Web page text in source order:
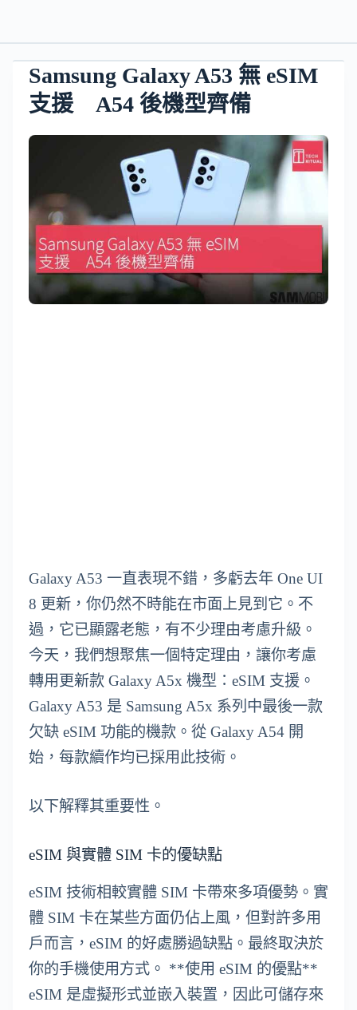
Samsung Galaxy A53 無 eSIM
支援 A54 後機型齊備
Galaxy A53 一直表現不錯，多虧去年 One UI
8 更新，你仍然不時能在市面上見到它。不
過，它已顯露老態，有不少理由考慮升級。
今天，我們想聚焦一個特定理由，讓你考慮
轉用更新款 Galaxy A5x 機型：eSIM 支援。
Galaxy A53 是 Samsung A5x 系列中最後一款
欠缺 eSIM 功能的機款。從 Galaxy A54 開
始，每款續作均已採用此技術。
以下解釋其重要性。
eSIM 與實體 SIM 卡的優缺點
eSIM 技術相較實體 SIM 卡帶來多項優勢。實
體 SIM 卡在某些方面仍佔上風，但對許多用
戶而言，eSIM 的好處勝過缺點。最終取決於
你的手機使用方式。 **使用 eSIM 的優點**
eSIM 是虛擬形式並嵌入裝置，因此可儲存來